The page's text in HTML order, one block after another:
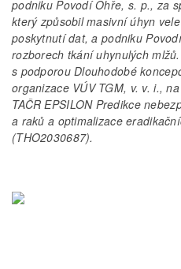
podniku Povodí Ohře, s. p., za
který způsobil masivní úhyn
poskytnutí dat, a podniku
rozborech tkání uhynulých
s podporou Dlouhodobé
organizace VÚV TGM, v. v. i.,
TAČR EPSILON Predikce
a raků a optimalizace
(THO2030687).